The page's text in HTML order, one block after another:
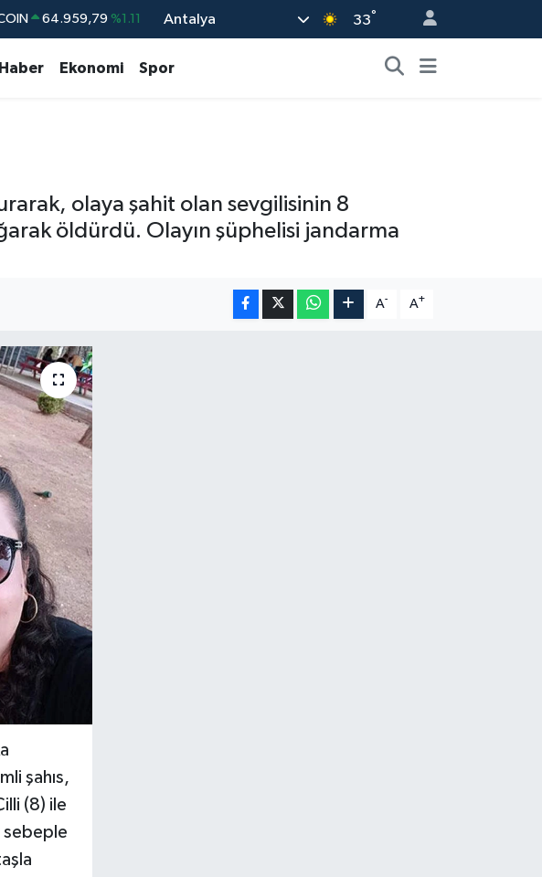
64.959,79 %1.11 Antalya 33°
Ekonomi Spor
olaya şahit olan sevgilisinin 8
öldürdü. Olayın şüphelisi jandarma
A- A+
şahıs,
(8) ile
sebeple